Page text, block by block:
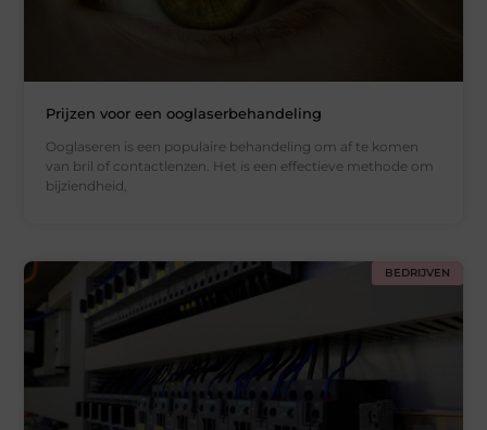
Prijzen voor een ooglaserbehandeling
Ooglaseren is een populaire behandeling om af te komen
van bril of contactlenzen. Het is een effectieve methode om
bijziendheid,
BEDRIJVEN